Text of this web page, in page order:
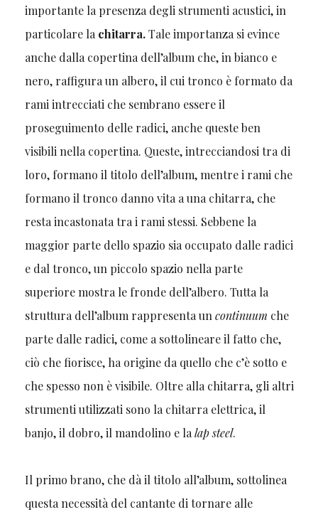
importante la presenza degli strumenti acustici, in
particolare lachitarra.Tale importanza si evince
anche dalla copertina dell’album che, in bianco e
nero, raffigura un albero, il cui tronco è formato da
rami intrecciati che sembrano essere il
proseguimento delle radici, anche queste ben
visibili nella copertina. Queste, intrecciandosi tra di
loro, formano il titolo dell’album, mentre i rami che
formano il tronco danno vita a una chitarra, che
resta incastonata tra i rami stessi. Sebbene la
maggior parte dello spazio sia occupato dalle radici
e dal tronco, un piccolo spazio nella parte
superiore mostra le fronde dell’albero. Tutta la
struttura dell’album rappresenta uncontinuum che
parte dalle radici, come a sottolineare il fatto che,
ciò che fiorisce, ha origine da quello che c’è sotto e
che spesso non è visibile. Oltre alla chitarra, gli altri
strumenti utilizzati sono la chitarra elettrica, il
banjo, il dobro, il mandolino e lalap steel.
Il primo brano, che dà il titolo all’album, sottolinea
questa necessità del cantante di tornare alle